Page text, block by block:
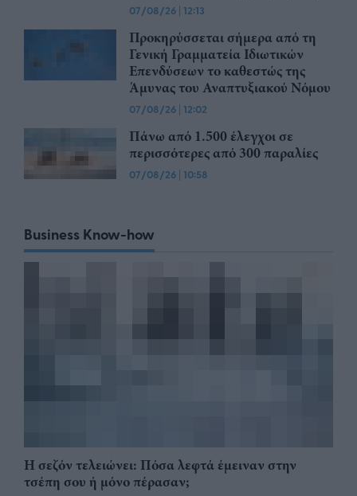
07/08/26 | 12:13
Προκηρύσσεται σήμερα από τη
Γενική Γραμματεία Ιδιωτικών
Επενδύσεων το καθεστώς της
Άμυνας του Αναπτυξιακού Νόμου
07/08/26 | 12:02
Πάνω από 1.500 έλεγχοι σε
περισσότερες από 300 παραλίες
07/08/26 | 10:58
Business Know-how
Η σεζόν τελειώνει: Πόσα λεφτά έμειναν στην
τσέπη σου ή μόνο πέρασαν;